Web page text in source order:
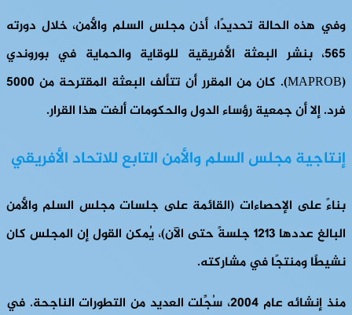
وفي هذه الحالة تحديدًا، أذن مجلس السلم والأمن، خلال دورته
565، بنشر البعثة الأفريقية للوقاية والحماية في بوروندي
(MAPROB). كان من المقرر أن تتألف البعثة المقترحة من 5000
فرد. إلا أن جمعية رؤساء الدول والحكومات ألغت هذا القرار.
إنتاجية مجلس السلم والأمن التابع للاتحاد الأفريقي
بناءً على الإحصاءات (القائمة على جلسات مجلس السلم والأمن
البالغ عددها 1213 جلسةً حتى الآن)، يُمكن القول إن المجلس كان
نشيطًا ومنتجًا في مشاركته.
منذ إنشائه عام 2004، سُجِّلت العديد من التطورات الناجحة. في